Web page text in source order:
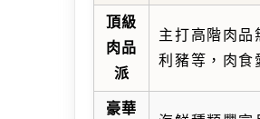
頂級
肉品
派
主打高階肉品
利豬等，肉食
豪華